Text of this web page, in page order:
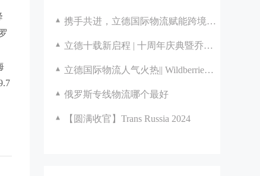
携手共进，立德国际物流赋能跨境电商产业新征程
立德十载新启程 | 十周年庆典暨乔迁盛典圆满落幕
立德国际物流人气火热|| Wildberries官方见面会圆满举办
俄罗斯专线物流哪个最好
【圆满收官】Trans Russia 2024